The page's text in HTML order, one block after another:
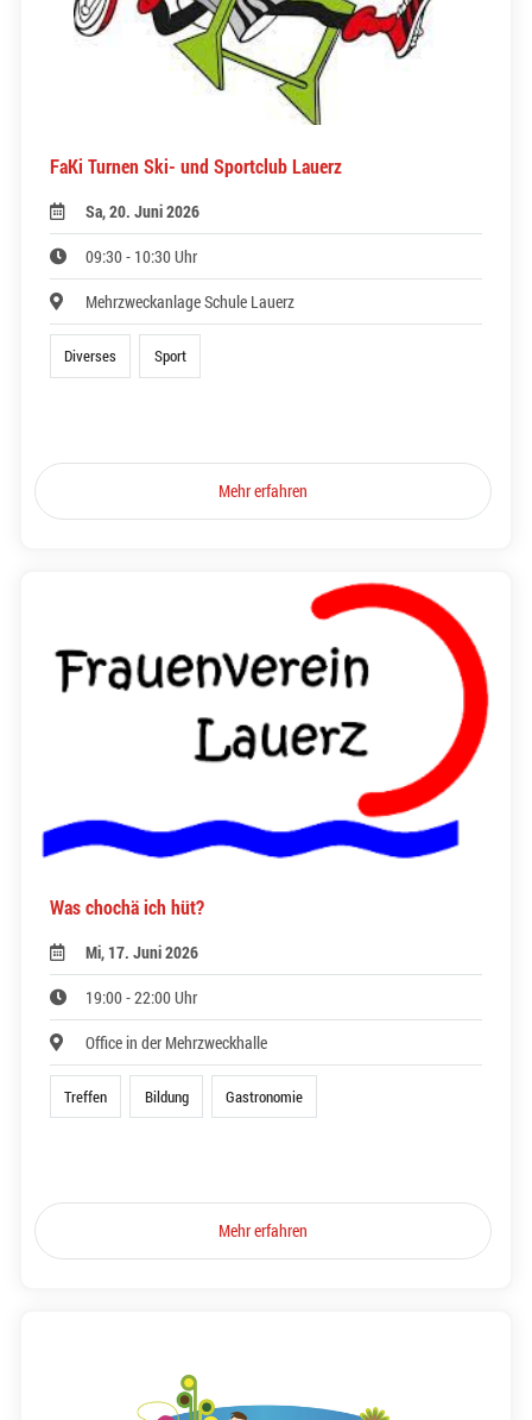
FaKi Turnen Ski- und Sportclub Lauerz
Sa, 20. Juni 2026
09:30 - 10:30 Uhr
Mehrzweckanlage Schule Lauerz
Diverses Sport
Mehr erfahren
Was chochä ich hüt?
Mi, 17. Juni 2026
19:00 - 22:00 Uhr
Office in der Mehrzweckhalle
Treffen Bildung Gastronomie
Mehr erfahren